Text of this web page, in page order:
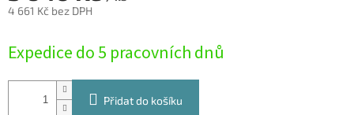
4 661 Kč bez DPH
cena:
Expedice do 5 pracovních dnů
Přidat do košíku